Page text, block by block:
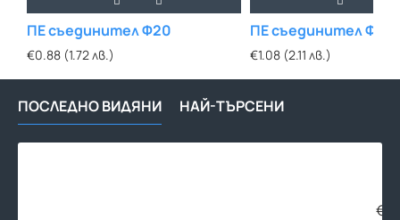
ПЕ съединител Ф20
€0.88 (1.72 лв.)
ПЕ съединител Ф25
€1.08 (2.11 лв.)
ПОСЛЕДНО ВИДЯНИ НАЙ-ТЪРСЕНИ